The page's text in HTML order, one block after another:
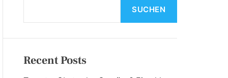
L
R
SUCHEN
Recent Posts